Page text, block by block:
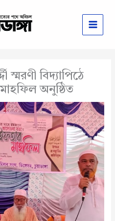
স্মরণী বিদ্যাপিঠে
অনুষ্ঠিত